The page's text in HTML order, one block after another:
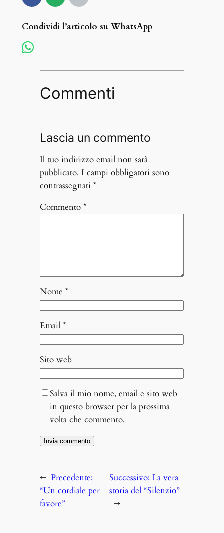
Condividi l’articolo su WhatsApp
Commenti
Lascia un commento
Il tuo indirizzo email non sarà
pubblicato. I campi obbligatori sono
contrassegnati *
Commento *
Nome *
Email *
Sito web
Salva il mio nome, email e sito web
in questo browser per la prossima
volta che commento.
← Precedente:
“Un cordiale per
favore”
Successivo:La vera
storia del “Silenzio”
→